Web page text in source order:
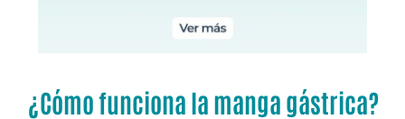
¿Cómo funciona la manga gástrica?